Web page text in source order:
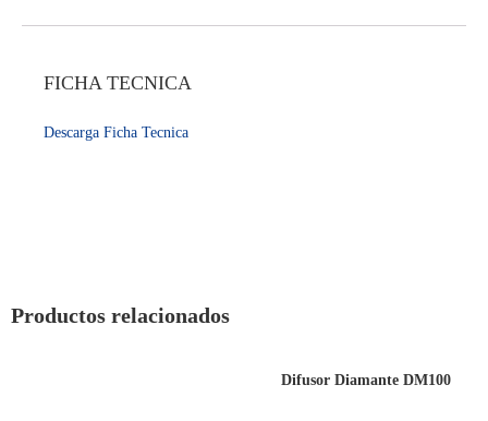
FICHA TECNICA
Descarga Ficha Tecnica
Productos relacionados
Difusor Diamante DM100